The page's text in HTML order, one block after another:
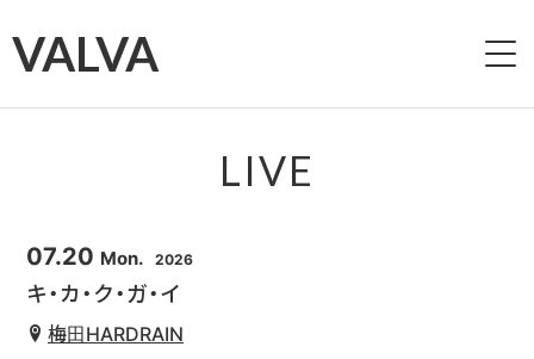
VALVA
LIVE
07.20 Mon. 2026
キ・カ・ク・ガ・イ
梅田HARDRAIN